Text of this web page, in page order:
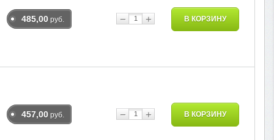
485,00 руб. − + В КОРЗИНУ
457,00 руб. − + В КОРЗИНУ